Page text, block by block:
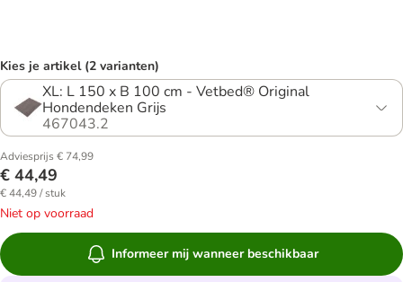
Kies je artikel (2 varianten)
XL: L 150 x B 100 cm - Vetbed® Original
Hondendeken Grijs
467043.2
Adviesprijs € 74,99
€ 44,49
€ 44,49 / stuk
Niet op voorraad
Informeer mij wanneer beschikbaar